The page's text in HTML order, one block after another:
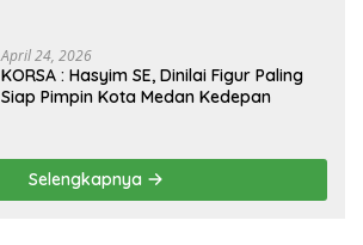
April 24, 2026
KORSA : Hasyim SE, Dinilai Figur Paling
Siap Pimpin Kota Medan Kedepan
Selengkapnya